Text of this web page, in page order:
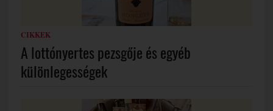
CIKKEK
A lottónyertes pezsgője és egyéb
különlegességek